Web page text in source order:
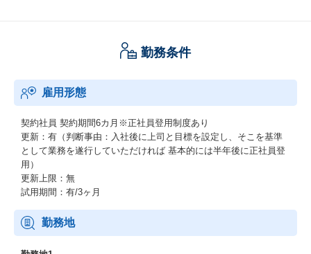
勤務条件
雇用形態
契約社員 契約期間6カ月※正社員登用制度あり
更新：有（判断事由：入社後に上司と目標を設定し、そこを基準
として業務を遂行していただければ 基本的には半年後に正社員登
用）
更新上限：無
試用期間：有/3ヶ月
勤務地